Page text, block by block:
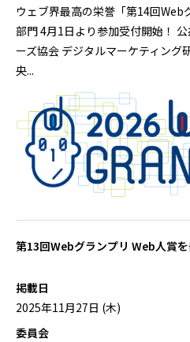
ウェブ界最高の栄誉「第14回Web
部門 4月1日より参加受付開始！
ーズ協会 デジタルマーケティング
央...
第13回Webグランプリ Web人賞を
掲載日
2025年11月27日 (木)
委員会